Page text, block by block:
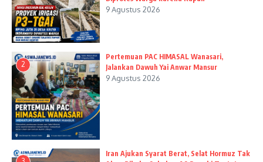
9 Agustus 2026
2
Pertemuan PAC HIMASAL Wanasari,
Jalankan Dawuh Yai Anwar Mansur
9 Agustus 2026
Iran Ajukan Syarat Berat, Selat Hormuz Tak